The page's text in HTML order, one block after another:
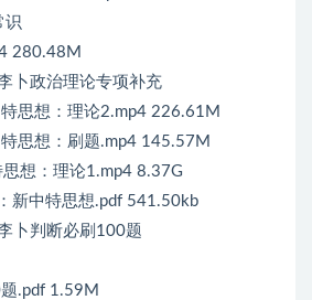
识
280.48M
卜政治理论专项补充
思想：理论2.mp4 226.61M
思想：刷题.mp4 145.57M
想：理论1.mp4 8.37G
新中特思想.pdf 541.50kb
卜判断必刷100题
.pdf 1.59M